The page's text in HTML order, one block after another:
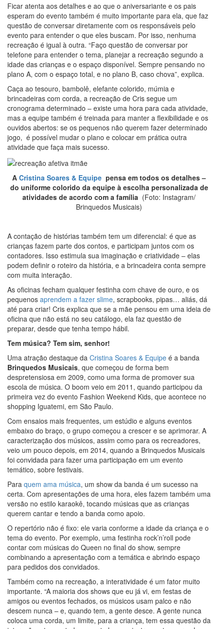
Ficar atenta aos detalhes e ao que o aniversariante e os pais
esperam do evento também é muito importante para ela, que faz
questão de conversar diretamente com os responsáveis pelo
evento para entender o que eles buscam. Por isso, nenhuma
recreação é igual à outra. “Faço questão de conversar por
telefone para entender o tema, planejar a recreação segundo a
idade das crianças e o espaço disponível. Sempre pensando no
plano A, com o espaço total, e no plano B, caso chova”, explica.
Caça ao tesouro, bambolê, elefante colorido, múmia e
brincadeiras com corda, a recreação de Cris segue um
cronograma determinado – existe uma hora para cada atividade,
mas a equipe também é treinada para manter a flexibilidade e os
ouvidos abertos: se os pequenos não querem fazer determinado
jogo, é possível mudar o plano e colocar em prática outra
atividade que faça mais sucesso.
A Cristina Soares & Equipe pensa em todos os detalhes –
do uniforme colorido da equipe à escolha personalizada de
atividades de acordo com a família (Foto: Instagram/
Brinquedos Musicais)
A contação de histórias também tem um diferencial: é que as
crianças fazem parte dos contos, e participam juntos com os
contadores. Isso estimula sua imaginação e criatividade – elas
podem definir o roteiro da história, e a brincadeira conta sempre
com muita interação.
As oficinas fecham qualquer festinha com chave de ouro, e os
pequenos aprendem a fazer slime, scrapbooks, pipas… aliás, dá
até para criar! Cris explica que se a mãe pensou em uma ideia de
oficina que não está no seu catálogo, ela faz questão de
preparar, desde que tenha tempo hábil.
Tem música? Tem sim, senhor!
Uma atração destaque da Cristina Soares & Equipe é a banda
Brinquedos Musicais, que começou de forma bem
despretensiosa em 2009, como uma forma de promover sua
escola de música. O boom veio em 2011, quando participou da
primeira vez do evento Fashion Weekend Kids, que acontece no
shopping Iguatemi, em São Paulo.
Com ensaios mais frequentes, um estúdio e alguns eventos
embaixo do braço, o grupo começou a crescer e se aprimorar. A
caracterização dos músicos, assim como para os recreadores,
veio um pouco depois, em 2014, quando a Brinquedos Musicais
foi convidada para fazer uma participação em um evento
temático, sobre festivais.
Para quem ama música, um show da banda é um sucesso na
certa. Com apresentações de uma hora, eles fazem também uma
versão no estilo karaokê, tocando músicas que as crianças
querem cantar e tendo a banda como apoio.
O repertório não é fixo: ele varia conforme a idade da criança e o
tema do evento. Por exemplo, uma festinha rock’n’roll pode
contar com músicas do Queen no final do show, sempre
combinando a apresentação com a temática e abrindo espaço
para pedidos dos convidados.
Também como na recreação, a interatividade é um fator muito
importante. “A maioria dos shows que eu já vi, em festas de
amigos ou eventos fechados, os músicos usam palco e não
descem nunca – e, quando tem, a gente desce. A gente nunca
coloca uma corda, um limite, para a criança, tem essa questão da